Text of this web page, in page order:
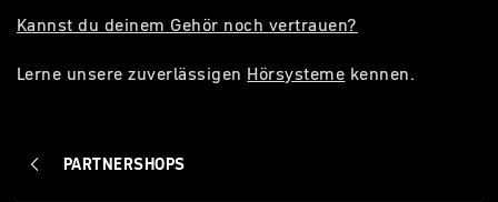
Kannst du deinem Gehör noch vertrauen?
Lerne unsere zuverlässigen Hörsysteme kennen.
PARTNERSHOPS